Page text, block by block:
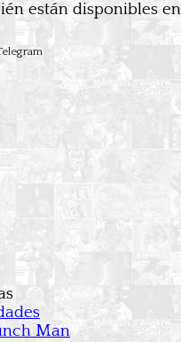
están disponibles
Man